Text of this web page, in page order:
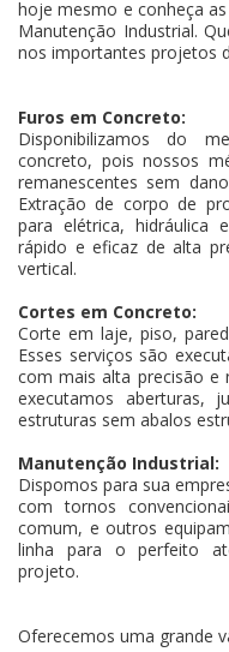
hoje mesmo e conheça
Manutenção Industrial.
nos importantes projetos
Furos em Concreto:
Disponibilizamos do
concreto, pois nossos
remanescentes sem
Extração de corpo de
para elétrica, hidráulica
rápido e eficaz de alta
vertical.
Cortes em Concreto:
Corte em laje, piso,
Esses serviços são
com mais alta precisão e
executamos aberturas,
estruturas sem abalos
Manutenção Industrial:
Dispomos para sua
com tornos
comum, e outros
linha para o perfeito
projeto.
Oferecemos uma grande